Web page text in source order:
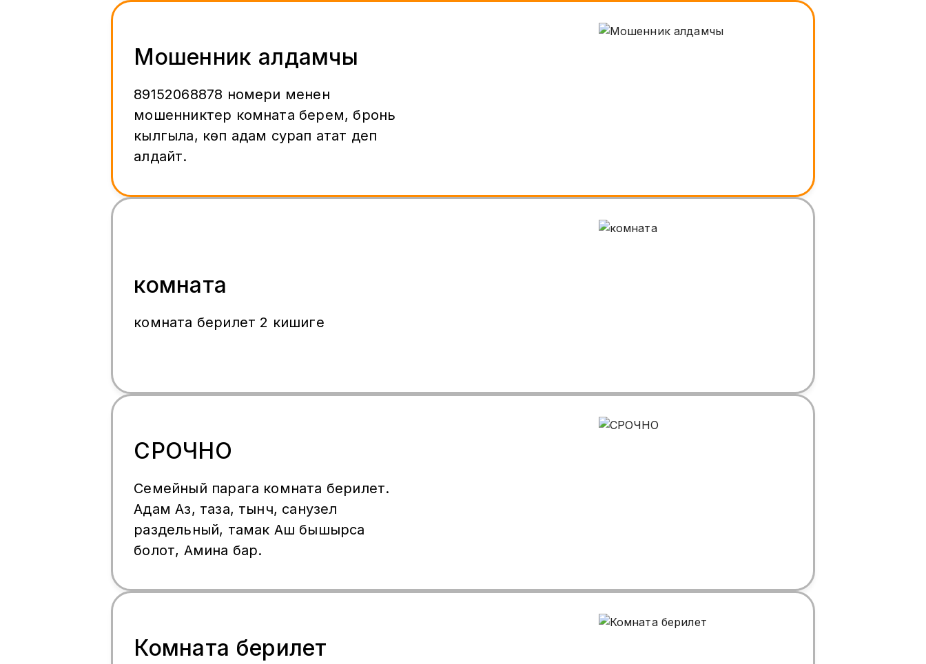
Мошенник алдамчы
89152068878 номери менен
мошенниктер комната берем, бронь
кылгыла, көп адам сурап атат деп
алдайт.
комната
комната берилет 2 кишиге
СРОЧНО
Семейный парага комната берилет.
Адам Аз, таза, тынч, санузел
раздельный, тамак Аш бышырса
болот, Амина бар.
Комната берилет